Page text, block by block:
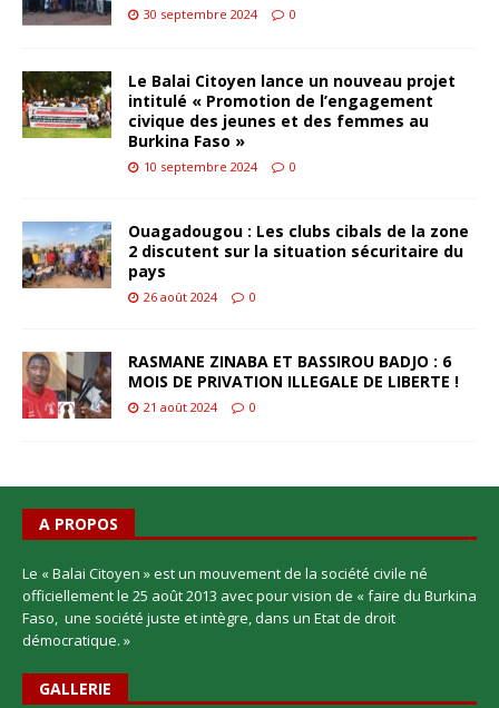
30 septembre 2024 0
Le Balai Citoyen lance un nouveau projet
intitulé « Promotion de l’engagement
civique des jeunes et des femmes au
Burkina Faso »
10 septembre 2024 0
Ouagadougou : Les clubs cibals de la zone
2 discutent sur la situation sécuritaire du
pays
26 août 2024 0
RASMANE ZINABA ET BASSIROU BADJO : 6
MOIS DE PRIVATION ILLEGALE DE LIBERTE !
21 août 2024 0
A PROPOS
Le « Balai Citoyen » est un mouvement de la société civile né
officiellement le 25 août 2013 avec pour vision de « faire du Burkina
Faso, une société juste et intègre, dans un Etat de droit
démocratique. »
GALLERIE